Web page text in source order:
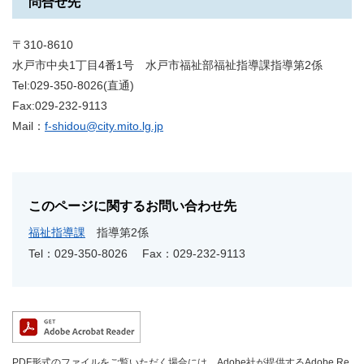
〒310-8610
水戸市中央1丁目4番1号 水戸市福祉部福祉指導課指導第2係
Tel:029-350-8026(直通)
Fax:029-232-9113
Mail： f-shidou@city.mito.lg.jp
このページに関するお問い合わせ先
福祉指導課
指導第2係
Tel：029-350-8026
Fax：029-232-9113